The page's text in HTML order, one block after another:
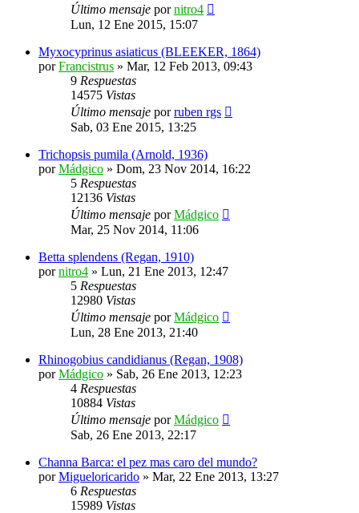
Último mensaje pornitro4
Lun, 12 Ene 2015, 15:07
Myxocyprinus asiaticus (BLEEKER, 1864)
porFrancistrus » Mar, 12 Feb 2013, 09:43
9 Respuestas
14575 Vistas
Último mensaje porruben rgs
Sab, 03 Ene 2015, 13:25
Trichopsis pumila (Arnold, 1936)
porMádgico » Dom, 23 Nov 2014, 16:22
5 Respuestas
12136 Vistas
Último mensaje porMádgico
Mar, 25 Nov 2014, 11:06
Betta splendens (Regan, 1910)
pornitro4 » Lun, 21 Ene 2013, 12:47
5 Respuestas
12980 Vistas
Último mensaje porMádgico
Lun, 28 Ene 2013, 21:40
Rhinogobius candidianus (Regan, 1908)
porMádgico » Sab, 26 Ene 2013, 12:23
4 Respuestas
10884 Vistas
Último mensaje porMádgico
Sab, 26 Ene 2013, 22:17
Channa Barca: el pez mas caro del mundo?
porMigueloricarido » Mar, 22 Ene 2013, 13:27
6 Respuestas
15989 Vistas